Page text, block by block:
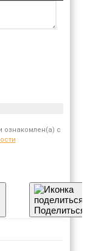
ознакомлен(а) с
Поделиться